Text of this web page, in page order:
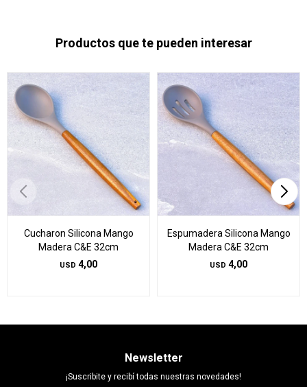
Productos que te pueden interesar
Cucharon Silicona Mango
Madera C&E 32cm
USD 4,00
Espumadera Silicona Mango
Madera C&E 32cm
USD 4,00
Newsletter
¡Suscribite y recibí todas nuestras novedades!